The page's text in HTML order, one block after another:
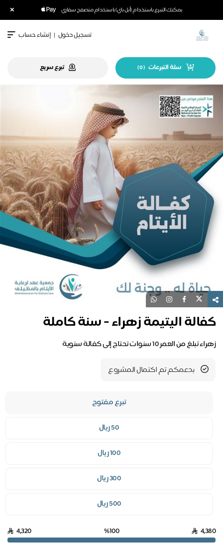
يمكنك التبرع باستخدام (أبل باي) باستخدام متصفح سفاري
تسجيل دخول | إنشاء حساب
سلة التبرعات (
0
) تبرع سريع
اليتيمة زهراء - سنة كاملة
من العمر 10 سنوات تحتاج إلى كفالة سنوية
بدعمكم تم اكتمال المشروع
تبرع مفتوح
%100
4,320